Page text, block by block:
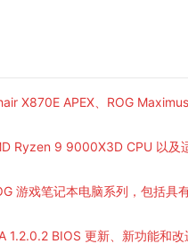
X870E APEX、ROG
Ryzen 9 9000X3D CPU 以及
游戏笔记本电脑系列，包括
1.2.0.2 BIOS 更新、新功能和